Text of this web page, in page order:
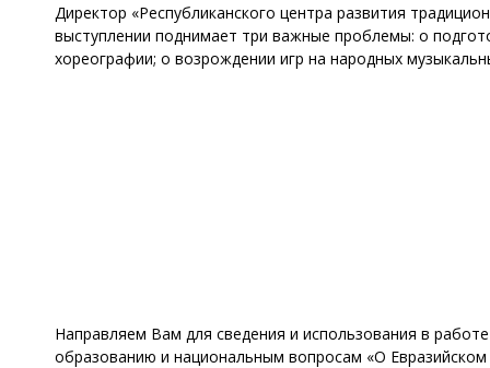
Директор «Республиканского центра развития
выступлении поднимает три важные проблемы: о
хореографии; о возрождении игр на народных
Направляем Вам для сведения и использования в
образованию и национальным вопросам «О